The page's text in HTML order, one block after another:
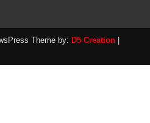
Theme by: D5 Creation